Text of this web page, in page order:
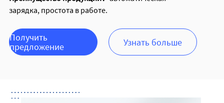
зарядка, простота в работе.
Получить
предложение
Узнать больше